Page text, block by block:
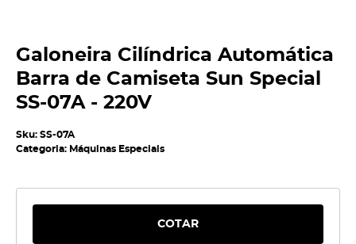
Galoneira Cilíndrica Automática
Barra de Camiseta Sun Special
SS-07A - 220V
Sku: SS-07A
Categoria: Máquinas Especiais
COTAR